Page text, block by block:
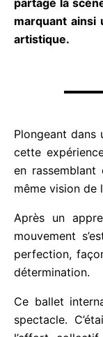
danseurs
nouvelle page
intense,
frontières de
l’excellence.
Après un
mouvement
perfection,
de détermination.
Ce ballet
spectacle.